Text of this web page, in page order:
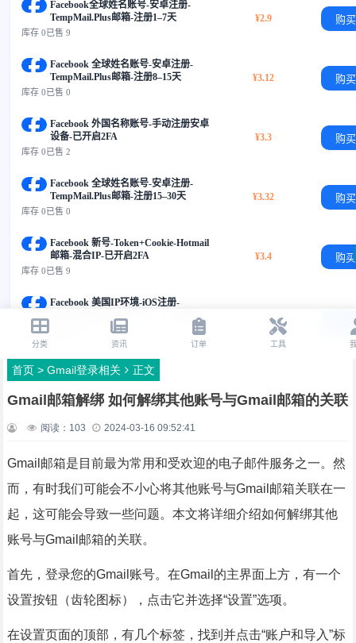
首页> Gmail登录相关 正文
Gmail邮箱解绑 如何解绑其他账号与Gmail邮箱的关联
阅读： 103 2024-03-16 09:52:41
Gmail邮箱是目前最为常用和受欢迎的电子邮件服务之一。然
而，有时我们可能会不小心将其他账号与Gmail邮箱关联在一
起，这可能会导致一些问题。本文将详细介绍如何解绑其他
账号与Gmail邮箱的关联。
首先，登录您的Gmail账号。在Gmail的主界面上方，有一个
设置按钮（齿轮图标），点击它并选择“设置”选项。
在设置页面的顶部，有几个标签，找到并点击“账户和导入”标